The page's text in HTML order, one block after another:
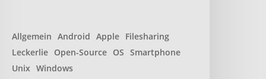
Allgemein Android Apple Filesharing
Leckerlie Open-Source OS Smartphone
Unix Windows